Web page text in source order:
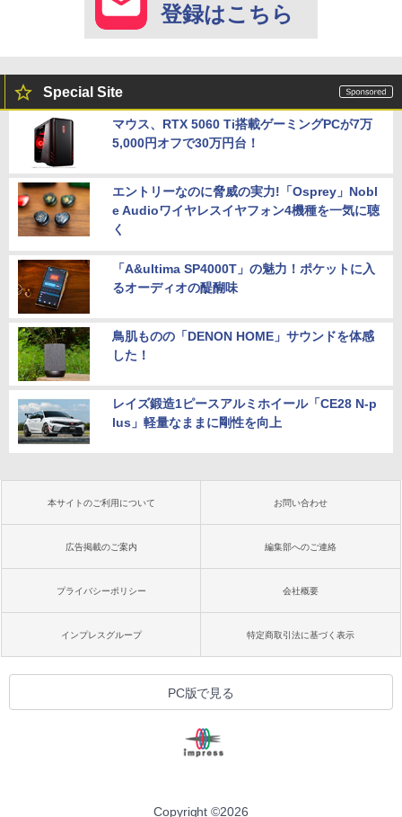
登録はこちら
Special Site
マウス、RTX 5060 Ti搭載ゲーミングPCが7万
5,000円オフで30万円台！
エントリーなのに脅威の実力!「Osprey」Nobl
e Audioワイヤレスイヤフォン4機種を一気に聴
く
「A&ultima SP4000T」の魅力！ポケットに入
るオーディオの醍醐味
鳥肌ものの「DENON HOME」サウンドを体感
した！
レイズ鍛造1ピースアルミホイール「CE28 N-p
lus」軽量なままに剛性を向上
本サイトのご利用について お問い合わせ
広告掲載のご案内 編集部へのご連絡
プライバシーポリシー 会社概要
インプレスグループ 特定商取引法に基づく表示
PC版で見る
Copyright ©2026